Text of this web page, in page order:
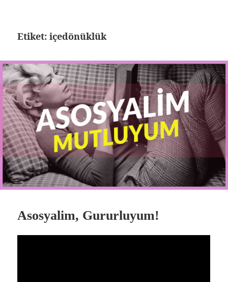
Etiket:içedönüklük
Asosyalim, Gururluyum!